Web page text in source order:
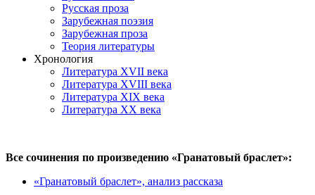
Русская проза
Зарубежная поэзия
Зарубежная проза
Теория литературы
Хронология
Литература XVII века
Литература XVIII века
Литература XIX века
Литература XX века
Все сочинения по произведению «Гранатовый браслет»:
«Гранатовый браслет», анализ рассказа